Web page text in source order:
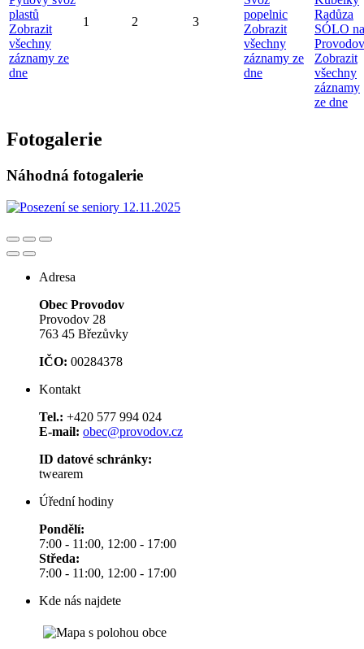
plastů
Zobrazit
všechny
záznamy ze
dne
1 2 3
popelnic
Zobrazit
všechny
záznamy ze
dne
Radůza
SÓLO na
Zobrazit
všechny
záznamy
ze dne
Fotogalerie
Náhodná fotogalerie
Adresa
Obec Provodov
Provodov 28
763 45 Březůvky
IČO: 00284378
Kontakt
Tel.: +420 577 994 024
E-mail: obec@provodov.cz
ID datové schránky:
twearem
Úřední hodiny
Pondělí:
7:00 - 11:00, 12:00 - 17:00
Středa:
7:00 - 11:00, 12:00 - 17:00
Kde nás najdete